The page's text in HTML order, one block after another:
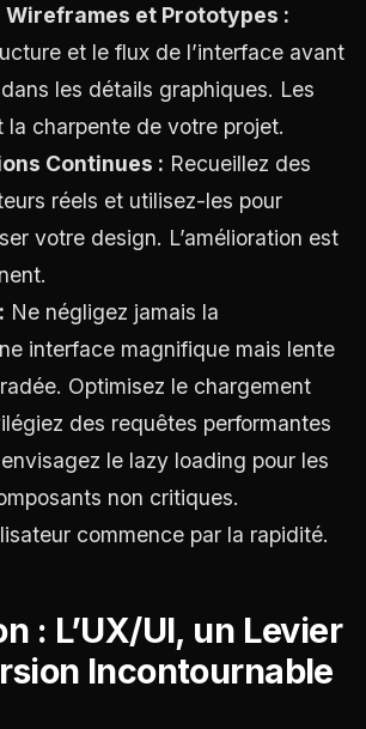
Wireframes et Prototypes :
et le flux de l’interface avant
les détails graphiques. Les
la charpente de votre projet.
Continues : Recueillez des
réels et utilisez-les pour
votre design. L’amélioration est
Ne négligez jamais la
interface magnifique mais lente
Optimisez le chargement
des requêtes performantes
le lazy loading pour les
non critiques.
commence par la rapidité.
: L’UX/UI, un Levier
Incontournable